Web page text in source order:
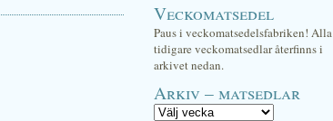
Veckomatsedel
Paus i veckomatsedelsfabriken! Alla
tidigare veckomatsedlar återfinns i
arkivet nedan.
Arkiv – matsedlar